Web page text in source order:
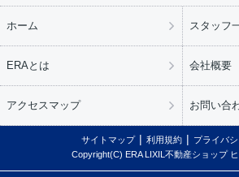
ホーム スタッフ
ERAとは 会社概要
アクセスマップ お問い合
サイトマップ 利用規約
プライバ
Copyright(C) ERA LIXIL不動産ショップ